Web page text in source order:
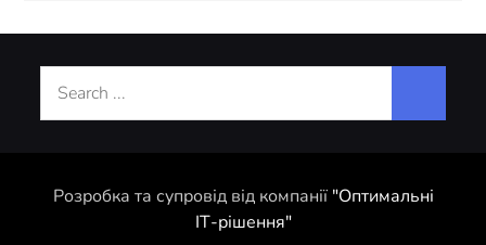
Search
Розробка та супровід від компанії "Оптимальні
ІТ-рішення"